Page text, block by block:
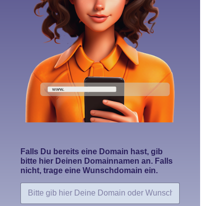
Falls Du bereits eine Domain hast, gib
bitte hier Deinen Domainnamen an. Falls
nicht, trage eine Wunschdomain ein.